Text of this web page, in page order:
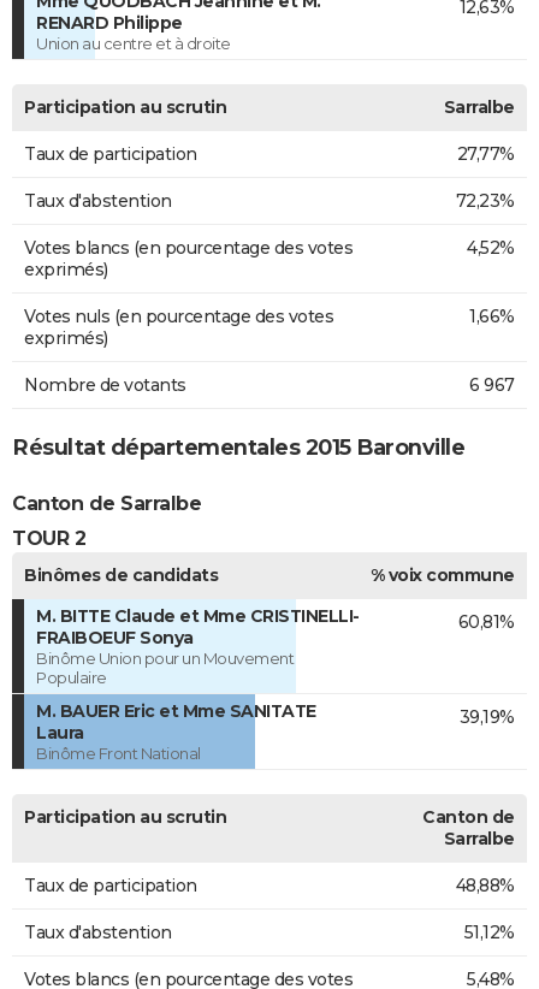
RENARD Philippe
Union au centre et à droite
12,63%
Participation au scrutin Sarralbe
Taux de participation 27,77%
Taux d'abstention 72,23%
Votes blancs (en pourcentage des votes
exprimés)
4,52%
Votes nuls (en pourcentage des votes
exprimés)
1,66%
Nombre de votants 6 967
Résultat départementales 2015 Baronville
Canton de Sarralbe
TOUR 2
Binômes de candidats
% voix commune
M. BITTE Claude et Mme CRISTINELLI-
FRAIBOEUF Sonya
Binôme Union pour un Mouvement
Populaire
60,81%
M. BAUER Eric et Mme SANITATE
Laura
Binôme Front National
39,19%
Participation au scrutin
Canton de
Sarralbe
Taux de participation 48,88%
Taux d'abstention 51,12%
Votes blancs (en pourcentage des votes 5,48%